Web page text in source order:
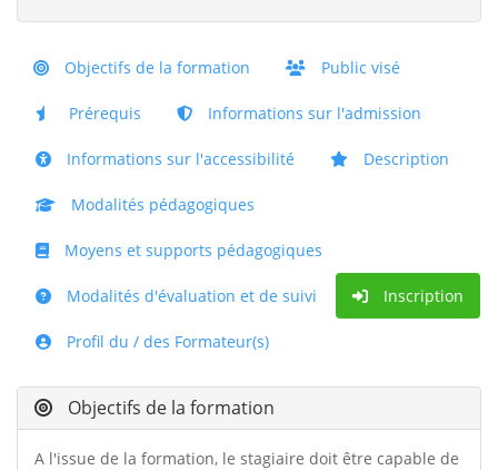
Objectifs de la formation Public visé
Prérequis Informations sur l'admission
Informations sur l'accessibilité Description
Modalités pédagogiques
Moyens et supports pédagogiques
Modalités d'évaluation et de suivi Inscription
Profil du / des Formateur(s)
Objectifs de la formation
A l'issue de la formation, le stagiaire doit être capable de